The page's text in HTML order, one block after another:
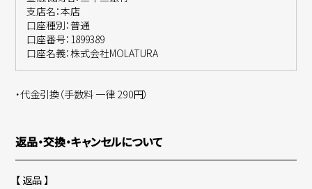
支店名：本店
口座種別：普通
口座番号：1899389
口座名義：株式会社MOLATURA
・代金引換（手数料 一律 290円）
返品・交換・キャンセルについて
【 返品 】